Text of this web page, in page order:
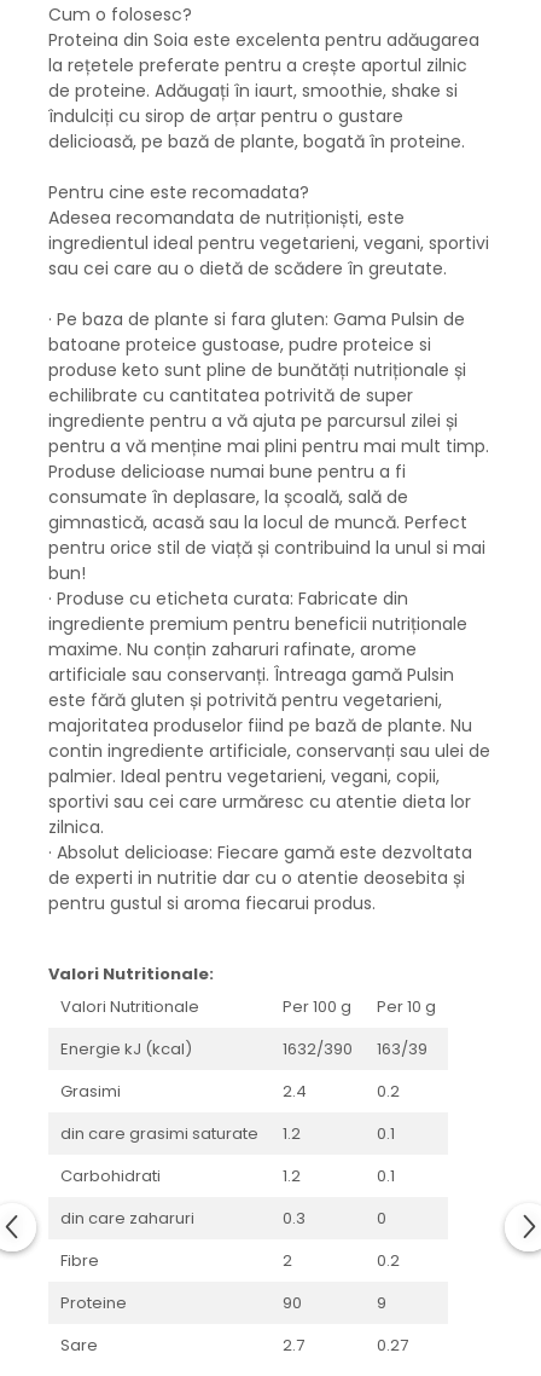
Cum o folosesc?
Proteina din Soia este excelenta pentru adăugarea
la rețetele preferate pentru a crește aportul zilnic
de proteine. Adăugați în iaurt, smoothie, shake si
îndulciți cu sirop de arțar pentru o gustare
delicioasă, pe bază de plante, bogată în proteine.
Pentru cine este recomadata?
Adesea recomandata de nutriționiști, este
ingredientul ideal pentru vegetarieni, vegani, sportivi
sau cei care au o dietă de scădere în greutate.
· Pe baza de plante si fara gluten: Gama Pulsin de
batoane proteice gustoase, pudre proteice si
produse keto sunt pline de bunătăți nutriționale și
echilibrate cu cantitatea potrivită de super
ingrediente pentru a vă ajuta pe parcursul zilei și
pentru a vă menține mai plini pentru mai mult timp.
Produse delicioase numai bune pentru a fi
consumate în deplasare, la școală, sală de
gimnastică, acasă sau la locul de muncă. Perfect
pentru orice stil de viață și contribuind la unul si mai
bun!
· Produse cu eticheta curata: Fabricate din
ingrediente premium pentru beneficii nutriționale
maxime. Nu conțin zaharuri rafinate, arome
artificiale sau conservanți. Întreaga gamă Pulsin
este fără gluten și potrivită pentru vegetarieni,
majoritatea produselor fiind pe bază de plante. Nu
contin ingrediente artificiale, conservanți sau ulei de
palmier. Ideal pentru vegetarieni, vegani, copii,
sportivi sau cei care urmăresc cu atentie dieta lor
zilnica.
· Absolut delicioase: Fiecare gamă este dezvoltata
de experti in nutritie dar cu o atentie deosebita și
pentru gustul si aroma fiecarui produs.
Valori Nutritionale:
Valori Nutritionale
Per 100 g
Per 10 g
Energie kJ (kcal)
1632/390
163/39
Grasimi
2.4
0.2
din care grasimi saturate
1.2
0.1
Carbohidrati
1.2
0.1
din care zaharuri
0.3
0
Fibre
2
0.2
Proteine
90
9
Sare
2.7 0.27